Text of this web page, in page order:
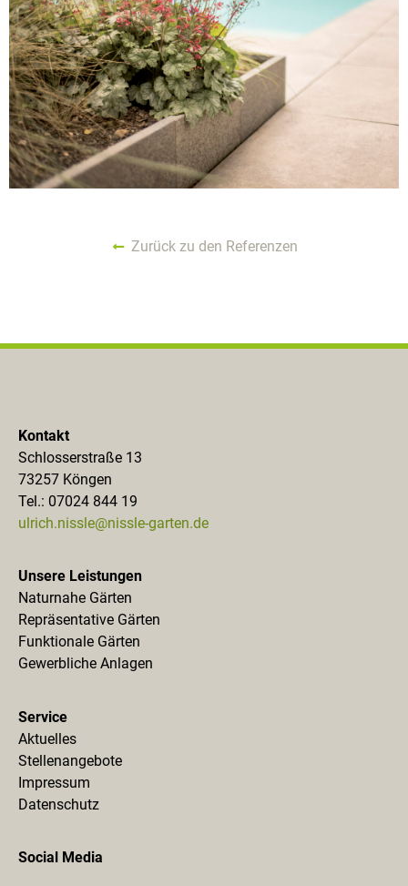
Zurück zu den Referenzen
Kontakt
Schlosserstraße 13
73257 Köngen
Tel.: 07024 844 19
ulrich.nissle@nissle-garten.de
Unsere Leistungen
Naturnahe Gärten
Repräsentative Gärten
Funktionale Gärten
Gewerbliche Anlagen
Service
Aktuelles
Stellenangebote
Impressum
Datenschutz
Social Media